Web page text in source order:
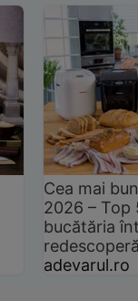
Cea mai
2026 –
bucătăria
adevarul.ro